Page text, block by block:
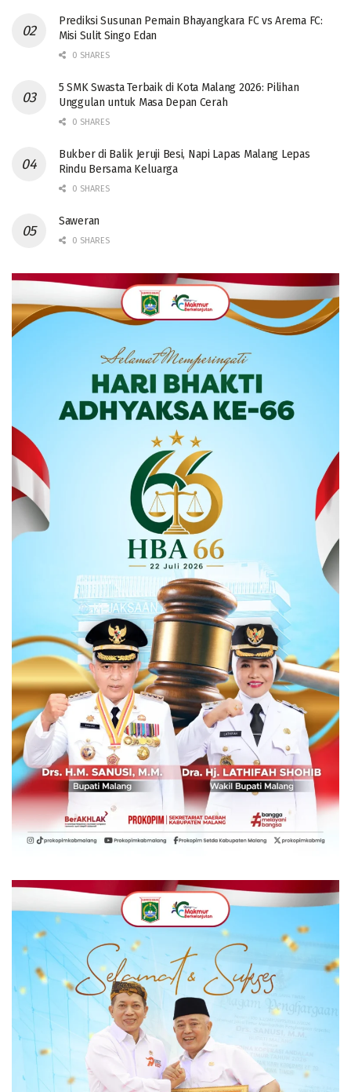
Prediksi Susunan Pemain Bhayangkara FC vs Arema FC:
Misi Sulit Singo Edan
0 SHARES
5 SMK Swasta Terbaik di Kota Malang 2026: Pilihan
Unggulan untuk Masa Depan Cerah
0 SHARES
Bukber di Balik Jeruji Besi, Napi Lapas Malang Lepas
Rindu Bersama Keluarga
0 SHARES
Saweran
0 SHARES